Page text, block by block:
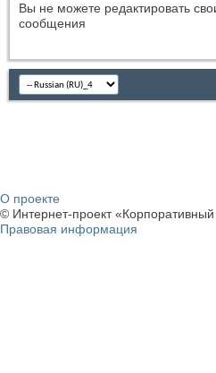
Вы не можете редактировать
сообщения
О проекте
© Интернет-проект
Правовая информация